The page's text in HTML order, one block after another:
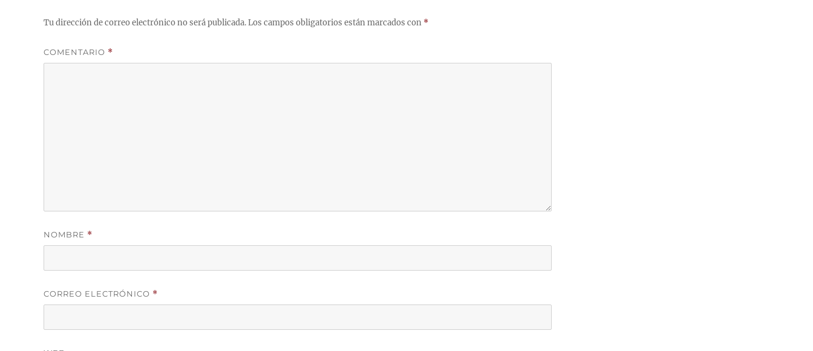
Tu dirección de correo electrónico no será publicada.Los campos obligatorios están marcados con *
COMENTARIO *
NOMBRE *
CORREO ELECTRÓNICO *